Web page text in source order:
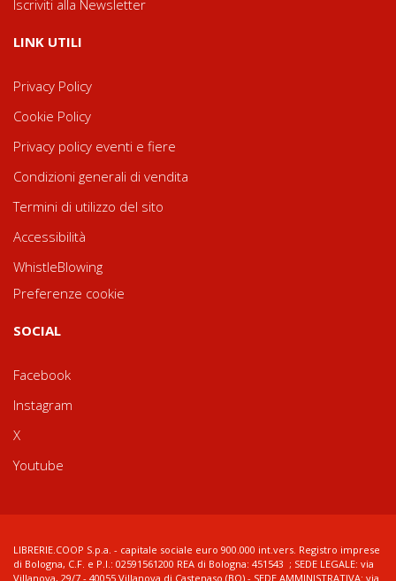
Iscriviti alla Newsletter
LINK UTILI
Privacy Policy
Cookie Policy
Privacy policy eventi e fiere
Condizioni generali di vendita
Termini di utilizzo del sito
Accessibilità
WhistleBlowing
Preferenze cookie
SOCIAL
Facebook
Instagram
X
Youtube
LIBRERIE.COOP S.p.a. - capitale sociale euro 900.000 int.vers. Registro imprese
di Bologna, C.F. e P.I.: 02591561200 REA di Bologna: 451543 ; SEDE LEGALE: via
Villanova, 29/7 - 40055 Villanova di Castenaso (BO) - SEDE AMMINISTRATIVA: via